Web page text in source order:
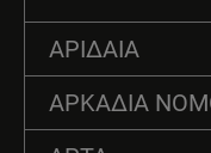
ΑΡΙΔΑΙΑ
ΑΡΚΑΔΙΑ